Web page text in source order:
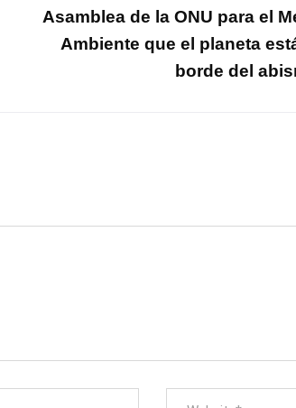
Asamblea de la ONU para el
Ambiente que el planeta
borde del